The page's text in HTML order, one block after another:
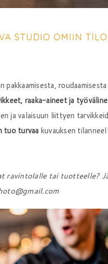
STUDIO OMIIN
pakkaamisesta,
raaka-aineet ja
ja valaisuun liittyen
tuo turvaa kuvauksen
ravintolalle tai tuotteelle?